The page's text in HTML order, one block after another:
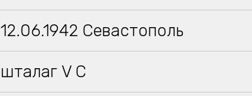
12.06.1942 Севастополь
шталаг V C